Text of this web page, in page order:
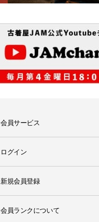
会員サービス
ログイン
新規会員登録
会員ランクについて